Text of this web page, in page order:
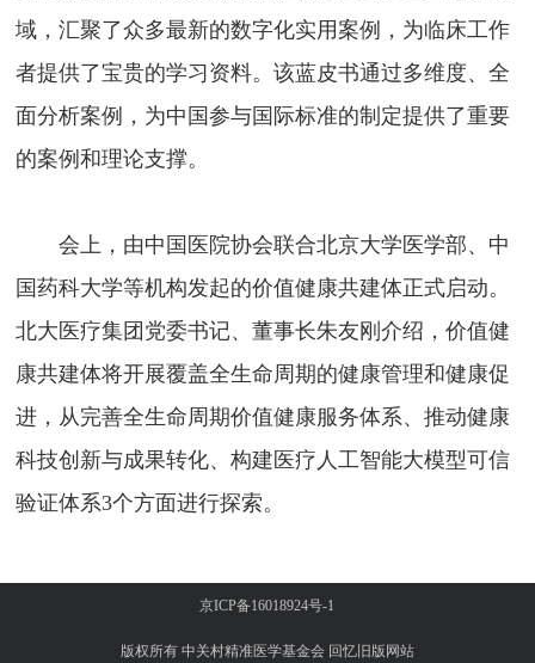
域，汇聚了众多最新的数字化实用案例，为临床工作
者提供了宝贵的学习资料。该蓝皮书通过多维度、全
面分析案例，为中国参与国际标准的制定提供了重要
的案例和理论支撑。
会上，由中国医院协会联合北京大学医学部、中
国药科大学等机构发起的价值健康共建体正式启动。
北大医疗集团党委书记、董事长朱友刚介绍，价值健
康共建体将开展覆盖全生命周期的健康管理和健康促
进，从完善全生命周期价值健康服务体系、推动健康
科技创新与成果转化、构建医疗人工智能大模型可信
验证体系3个方面进行探索。
京ICP备16018924号-1
版权所有 中关村精准医学基金会 回忆旧版网站